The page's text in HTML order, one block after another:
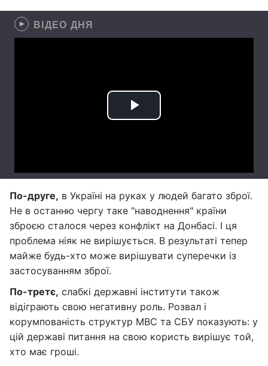
ВІДЕО ДНЯ
По-друге, в Україні на руках у людей багато зброї.
Не в останню чергу таке "наводнення" країни
зброєю сталося через конфлікт на Донбасі. І ця
проблема ніяк не вирішується. В результаті тепер
майже будь-хто може вирішувати суперечки із
застосуванням зброї.
По-третє, слабкі державні інститути також
відіграють свою негативну роль. Розвал і
корумпованість структур МВС та СБУ показують: у
цій державі питання на свою користь вирішує той,
хто має гроші.